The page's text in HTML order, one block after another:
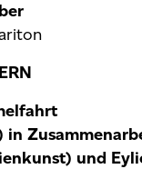
in
und